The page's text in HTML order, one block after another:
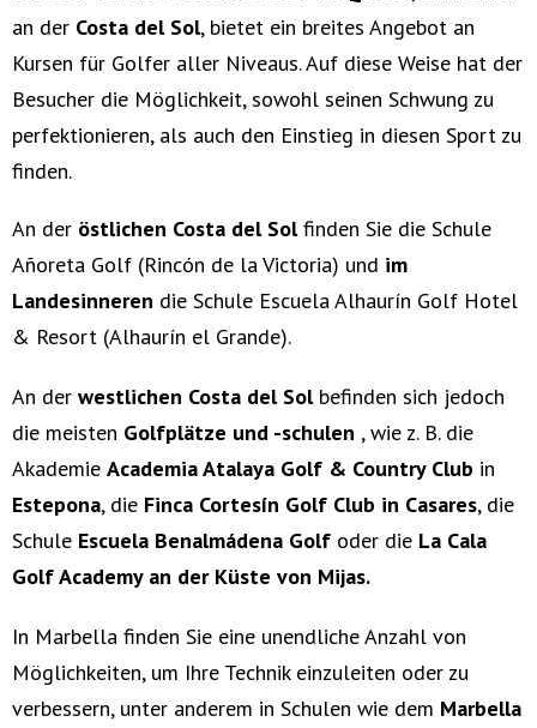
an der Costa del Sol, bietet ein breites Angebot an
Kursen für Golfer aller Niveaus. Auf diese Weise hat der
Besucher die Möglichkeit, sowohl seinen Schwung zu
perfektionieren, als auch den Einstieg in diesen Sport zu
finden.
An der östlichen Costa del Solfinden Sie die Schule
Añoreta Golf (Rincón de la Victoria) und im
Landesinneren die Schule Escuela Alhaurín Golf Hotel
& Resort (Alhaurín el Grande).
An der westlichen Costa del Sol befinden sich jedoch
die meisten Golfplätze und -schulen , wie z. B. die
Akademie Academia Atalaya Golf & Country Club in
Estepona, die Finca Cortesín Golf Club in Casares, die
Schule Escuela Benalmádena Golf oder die La Cala
Golf Academy an der Küste von Mijas.
In Marbella finden Sie eine unendliche Anzahl von
Möglichkeiten, um Ihre Technik einzuleiten oder zu
verbessern, unter anderem in Schulen wie dem Marbella